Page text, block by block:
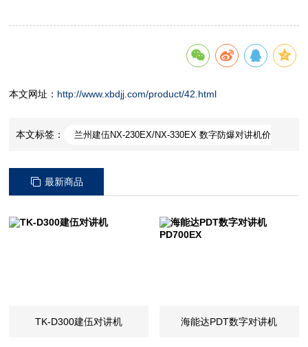
本文网址： http://www.xbdjj.com/product/42.html
本文标签： 兰州建伍NX-230EX/NX-330EX 数字防爆对讲机价
格 兰州建伍NX-230EX/NX-33
最新商品
TK-D300建伍对讲机 海能达PDT数字对讲机